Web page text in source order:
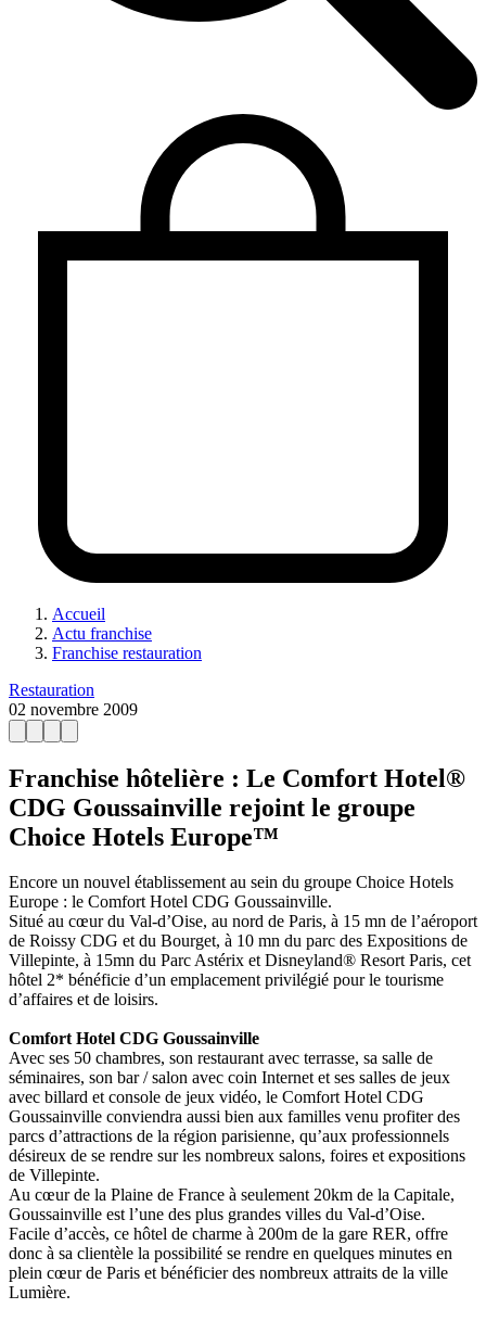
Accueil
Actu franchise
Franchise restauration
Restauration
02 novembre 2009
Franchise hôtelière : Le Comfort Hotel®
CDG Goussainville rejoint le groupe
Choice Hotels Europe™
Encore un nouvel établissement au sein du groupe Choice Hotels
Europe : le Comfort Hotel CDG Goussainville.
Situé au cœur du Val-d’Oise, au nord de Paris, à 15 mn de l’aéroport
de Roissy CDG et du Bourget, à 10 mn du parc des Expositions de
Villepinte, à 15mn du Parc Astérix et Disneyland® Resort Paris, cet
hôtel 2* bénéficie d’un emplacement privilégié pour le tourisme
d’affaires et de loisirs.
Comfort Hotel CDG Goussainville
Avec ses 50 chambres, son restaurant avec terrasse, sa salle de
séminaires, son bar / salon avec coin Internet et ses salles de jeux
avec billard et console de jeux vidéo, le Comfort Hotel CDG
Goussainville conviendra aussi bien aux familles venu profiter des
parcs d’attractions de la région parisienne, qu’aux professionnels
désireux de se rendre sur les nombreux salons, foires et expositions
de Villepinte.
Au cœur de la Plaine de France à seulement 20km de la Capitale,
Goussainville est l’une des plus grandes villes du Val-d’Oise.
Facile d’accès, ce hôtel de charme à 200m de la gare RER, offre
donc à sa clientèle la possibilité se rendre en quelques minutes en
plein cœur de Paris et bénéficier des nombreux attraits de la ville
Lumière.